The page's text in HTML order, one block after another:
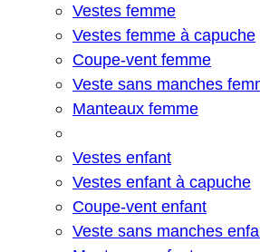
Vestes femme
Vestes femme à capuche
Coupe-vent femme
Veste sans manches
Manteaux femme
Vestes enfant
Vestes enfant à capuche
Coupe-vent enfant
Veste sans manches